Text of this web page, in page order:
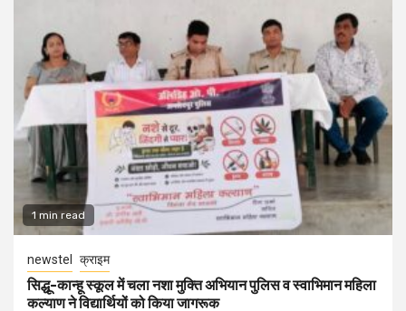
1 min read
newstel क्राइम
सिद्धू-कान्हू स्कूल में चला नशा मुक्ति अभियान पुलिस व स्वाभिमान महिला
कल्याण ने विद्यार्थियों को किया जागरूक